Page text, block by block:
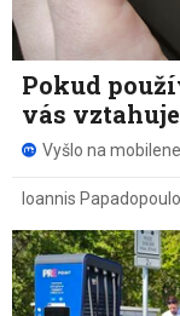
Pokud
vás
Vyšlo na
Ioannis